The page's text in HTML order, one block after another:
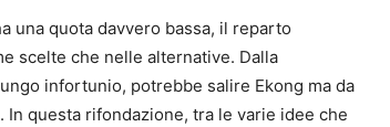
una quota davvero bassa, il reparto
scelte che nelle alternative. Dalla
infortunio, potrebbe salire Ekong ma da
questa rifondazione, tra le varie idee che